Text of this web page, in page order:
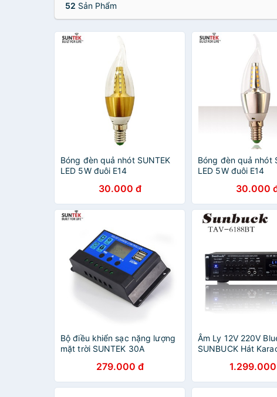
52 Sản Phẩm
Bóng đèn quả nhót SUNTEK
LED 5W đuôi E14
30.000 đ
Bóng đèn quả nhót
LED 5W đuôi E14
30.000
Bộ điều khiển sạc nặng lượng
mặt trời SUNTEK 30A
279.000 đ
Âm Ly 12V 220V
SUNBUCK Hát
năng đa dạng Bảo
hãng